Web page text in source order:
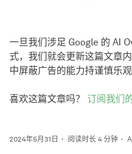
一旦我们涉足 Google 的 AI
式，我们就会更新这篇文章
中屏蔽广告的能力持谨慎乐观
喜欢这篇文章吗？ 订阅我们
2024年5月31日 阅读时长 4 分钟